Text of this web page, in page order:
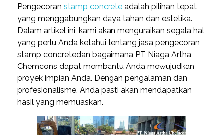
Pengecoran stamp concrete adalah pilihan tepat
yang menggabungkan daya tahan dan estetika.
Dalam artikel ini, kami akan menguraikan segala hal
yang perlu Anda ketahui tentang jasa pengecoran
stamp concretedan bagaimana PT Niaga Artha
Chemcons dapat membantu Anda mewujudkan
proyek impian Anda. Dengan pengalaman dan
profesionalisme, Anda pasti akan mendapatkan
hasil yang memuaskan.